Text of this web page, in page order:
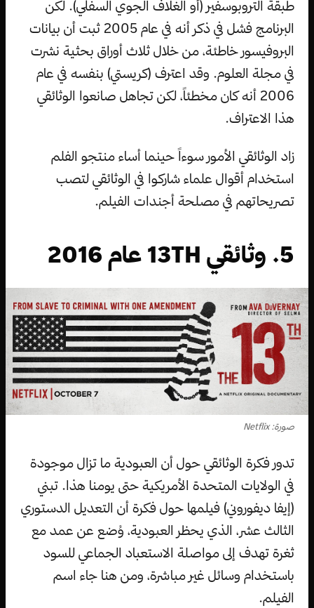
طبقة التروبوسفير (أو الغلاف الجوي السفلي). لكن
البرنامج فشل في ذكر أنه في عام 2005 ثبت أن بيانات
البروفيسور خاطئة، من خلال ثلاث أوراق بحثية نشرت
في مجلة العلوم. وقد اعترف (كريستي) بنفسه في عام
2006 أنه كان مخطئاً، لكن تجاهل صانعوا الوثائقي
هذا الاعتراف.
زاد الوثائقي الأمور سوءاً حينما أساء منتجو الفلم
استخدام أقوال علماء شاركوا في الوثائقي لتصب
تصريحاتهم في مصلحة أجندات الفيلم.
5. وثائقي 13TH عام 2016
صورة: Netflix
تدور فكرة الوثائقي حول أن العبودية ما تزال موجودة
في الولايات المتحدة الأمريكية حتى يومنا هذا. تبني
(إيفا ديفوروني) فيلمها حول فكرة أن التعديل الدستوري
الثالث عشر، الذي يحظر العبودية، وُضع عن عمد مع
ثغرة تهدف إلى مواصلة الاستعباد الجماعي للسود
باستخدام وسائل غير مباشرة، ومن هنا جاء اسم
الفيلم.